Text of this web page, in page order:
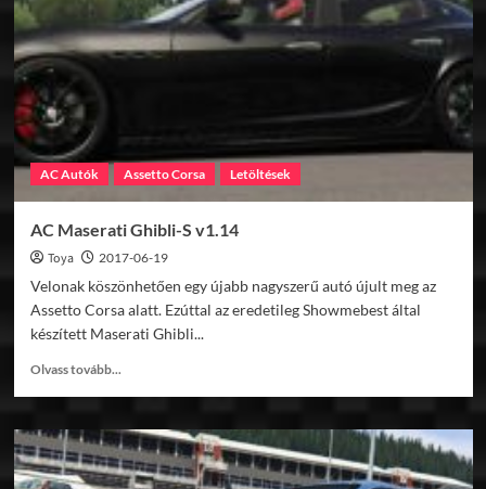
v1.3
AC Autók Assetto Corsa Letöltések
AC Maserati Ghibli-S v1.14
Toya 2017-06-19
Velonak köszönhetően egy újabb nagyszerű autó újult meg az
Assetto Corsa alatt. Ezúttal az eredetileg Showmebest által
készített Maserati Ghibli...
Olvass tovább...
AC
Maserati
Ghibli-